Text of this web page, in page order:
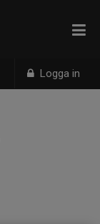
Logga in